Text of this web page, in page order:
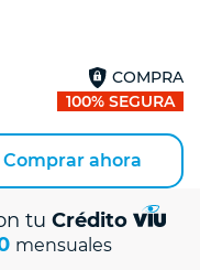
COMPRA
100% SEGURA
Comprar ahora
tu Crédito
mensuales